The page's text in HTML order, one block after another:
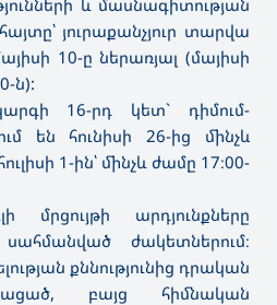
յուրաքանչյուր տարվա
10-ը ներառյալ (մայիսի
ն):
կարգի 16-րդ կետ` դիմում-
են հունիսի 26-ից մինչև
1-ին՝ մինչև ժամը 17։00-
մրցույթի արդյունքները
ժակետներում։
քննությունից դրական
բայց հիմնական